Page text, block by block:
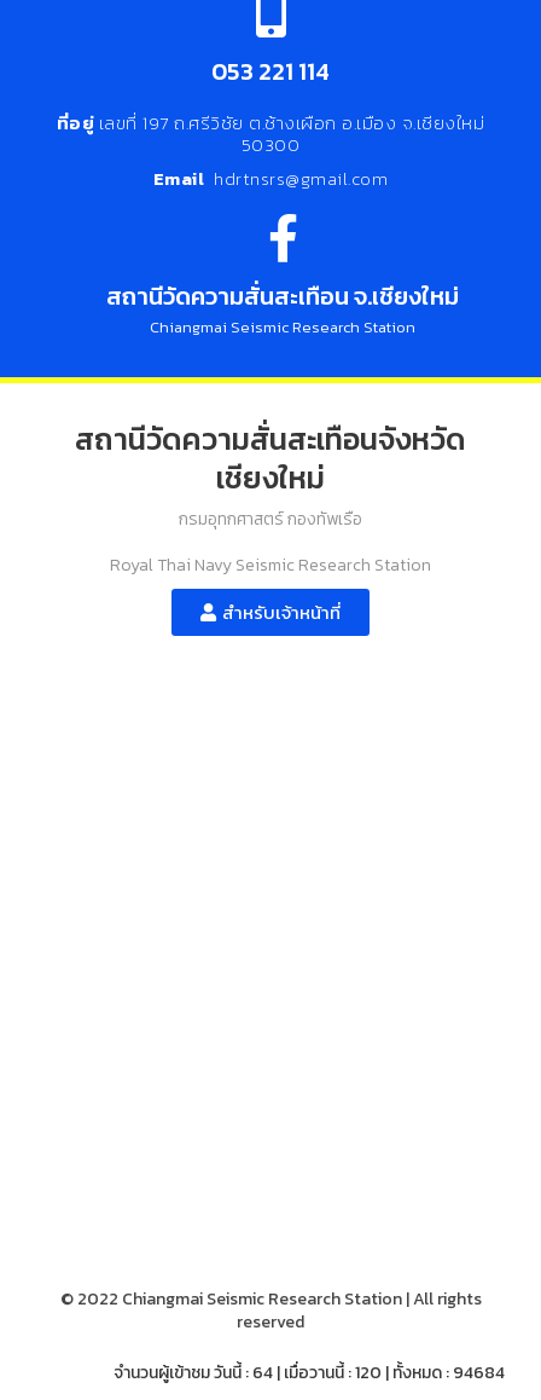
053 221 114
ที่อยู่ เลขที่ 197 ถ.ศรีวิชัย ต.ช้างเผือก อ.เมือง จ.เชียงใหม่
50300
Email hdrtnsrs@gmail.com
สถานีวัดความสั่นสะเทือน จ.เชียงใหม่
Chiangmai Seismic Research Station
สถานีวัดความสั่นสะเทือนจังหวัด
เชียงใหม่
กรมอุทกศาสตร์ กองทัพเรือ
Royal Thai Navy Seismic Research Station
สำหรับเจ้าหน้าที่
© 2022 Chiangmai Seismic Research Station | All rights
reserved
จำนวนผู้เข้าชม วันนี้ : 64 | เมื่อวานนี้ : 120 | ทั้งหมด : 94684